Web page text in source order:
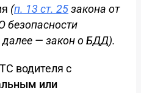
(п. 13 ст. 25закона от
безопасности
— закон о БДД).
водителя с
или